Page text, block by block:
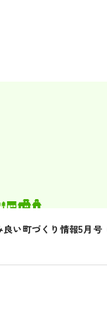
い町づくり情報5月号